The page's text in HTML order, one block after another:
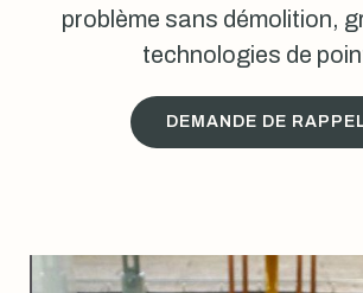
problème sans démolition,
technologies de
DEMANDE DE